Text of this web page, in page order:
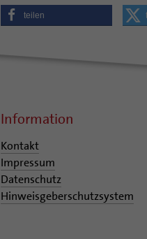
teilen
Information
Kontakt
Impressum
Datenschutz
Hinweisgeberschutzsystem